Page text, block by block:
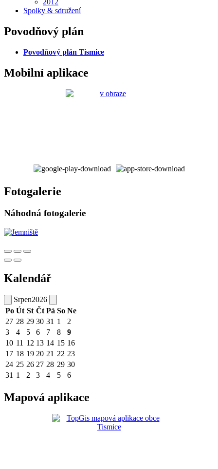
2012
Spolky & sdružení
Povodňový plán
Povodňový plán Tismice
Mobilní aplikace
Fotogalerie
Náhodná fotogalerie
Kalendář
Srpen2026
Po Út St Čt Pá So Ne
27 28 29 30 31 1
2
3
4 5 6 7 8
9
10 11 12 13 14 15 16
17 18 19 20 21 22 23
24 25 26 27 28 29 30
31 1 2 3 4 5 6
Mapová aplikace